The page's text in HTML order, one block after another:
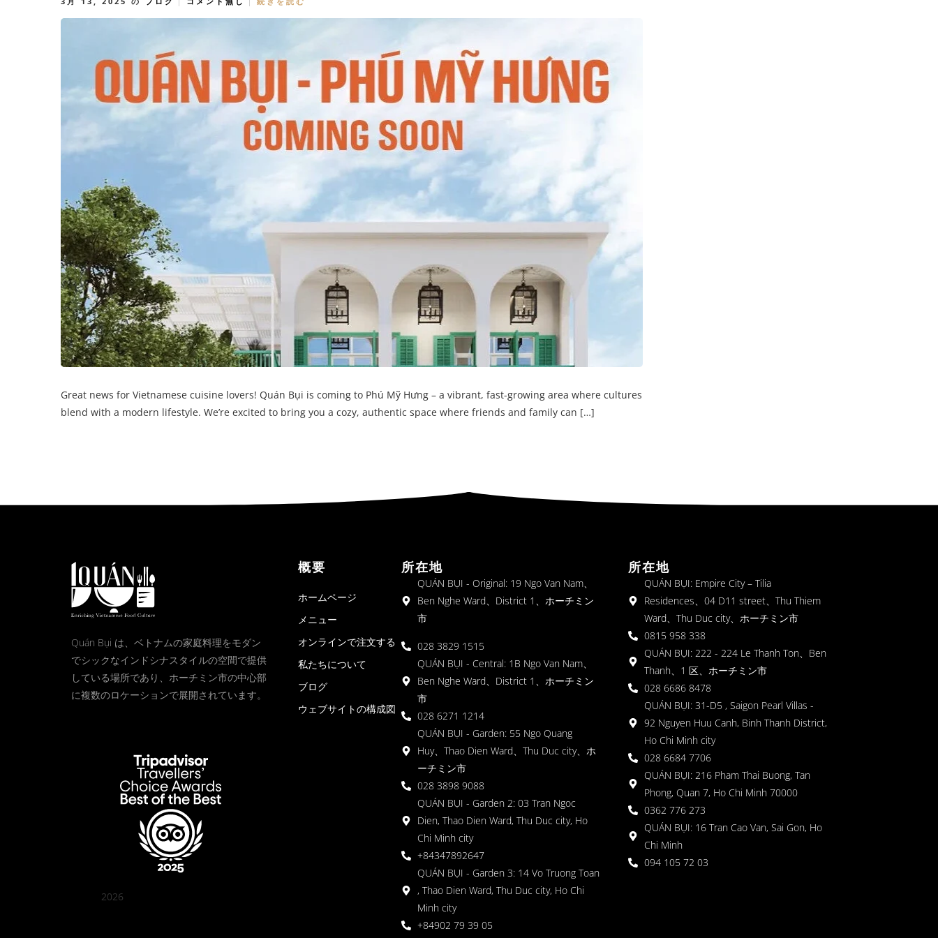
Great news for Vietnamese cuisine lovers! Quán Bụi is coming to Phú Mỹ Hưng – a vibrant, fast-growing area where cultures
blend with a modern lifestyle. We’re excited to bring you a cozy, authentic space where friends and family can […]
Quán Bụi は、ベトナムの家庭料理をモダン
でシックなインドシナスタイルの空間で提供
している場所であり、ホーチミン市の中心部
に複数のロケーションで展開されています。
2026
概要
ホームページ
メニュー
オンラインで注文する
私たちについて
ブログ
ウェブサイトの構成図
所在地
QUÁN BỤI - Original: 19 Ngo Van Nam、
Ben Nghe Ward、District 1、ホーチミン
市
028 3829 1515
QUÁN BỤI - Central: 1B Ngo Van Nam、
Ben Nghe Ward、District 1、ホーチミン
市
028 6271 1214
QUÁN BỤI - Garden: 55 Ngo Quang
Huy、Thao Dien Ward、Thu Duc city、ホ
ーチミン市
028 3898 9088
QUÁN BỤI - Garden 2: 03 Tran Ngoc
Dien, Thao Dien Ward, Thu Duc city, Ho
Chi Minh city
+84347892647
QUÁN BỤI - Garden 3: 14 Vo Truong Toan
, Thao Dien Ward, Thu Duc city, Ho Chi
Minh city
+84902 79 39 05
所在地
QUÁN BỤI: Empire City – Tilia
Residences、04 D11 street、Thu Thiem
Ward、Thu Duc city、ホーチミン市
0815 958 338
QUÁN BỤI: 222 - 224 Le Thanh Ton、Ben
Thanh、1 区、ホーチミン市
028 6686 8478
QUÁN BỤI: 31-D5 , Saigon Pearl Villas -
92 Nguyen Huu Canh, Binh Thanh District,
Ho Chi Minh city
028 6684 7706
QUÁN BỤI: 216 Pham Thai Buong, Tan
Phong, Quan 7, Ho Chi Minh 70000
0362 776 273
QUÁN BỤI: 16 Tran Cao Van, Sai Gon, Ho
Chi Minh
094 105 72 03